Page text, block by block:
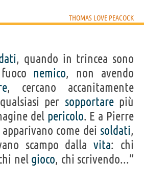
THOMAS LOVE PEACOCK
, quando in trincea sono
nemico, non avendo
, cercano accanitamente
per sopportarepiù
del pericolo. E a Pierre
come dei soldati,
scampo dallavita: chi
nel gioco, chi scrivendo...”